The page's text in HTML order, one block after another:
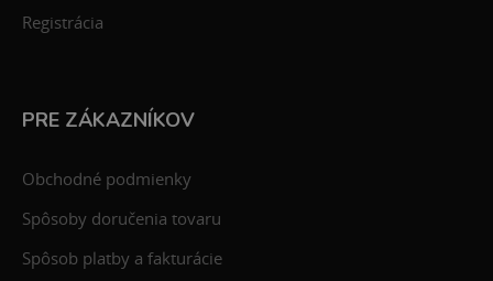
Registrácia
PRE ZÁKAZNÍKOV
Obchodné podmienky
Spôsoby doručenia tovaru
Spôsob platby a fakturácie